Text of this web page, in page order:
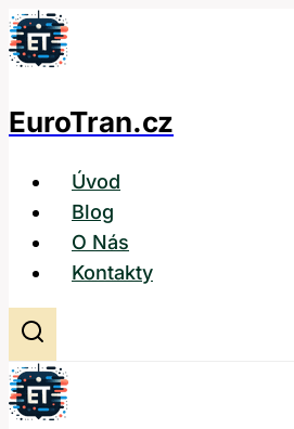
Přeskočit
na
EuroTran.cz
Úvod
Blog
O Nás
Kontakty